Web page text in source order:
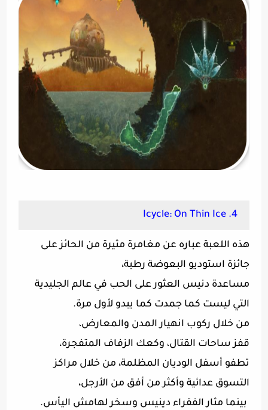
4. Icycle: On Thin Ice
هذه اللعبة عباره عن مغامرة مثيرة من الحائز على
جائزة استوديو البعوضة رطبة،
مساعدة دنيس العثور على الحب في عالم الجليدية
التي ليست كما جمدت كما يبدو لأول مرة.
من خلال ركوب انهيار المدن والمعارض،
قفز ساحات القتال، وكعك الزفاف المتفجرة،
تطفو أسفل الوديان المظلمة، من خلال مراكز
التسوق عدائية وأكثر من أفق من الأرجل،
بينما مثار الفقراء دينيس وسخر لهامش اليأس.